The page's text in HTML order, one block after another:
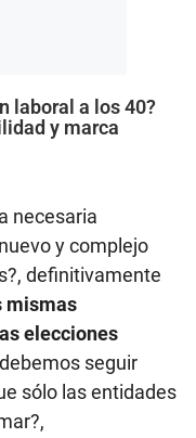
laboral a los 40?
y marca
necesaria
y complejo
definitivamente
mismas
elecciones
seguir
sólo las entidades